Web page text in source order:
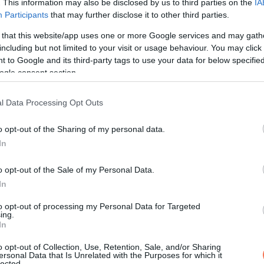
This information may also be disclosed by us to third parties on the
Participants that may further disclose it to other third parties.
that this website/app uses one or more Google services and may
but not limited to your visit or usage behaviour. You may
to Google and its third-party tags to use your data for below
consent section.
Data Processing Opt Outs
opt-out of the Sharing of my personal data.
opt-out of the Sale of my Personal Data.
opt-out of processing my Personal Data for Targeted
opt-out of Collection, Use, Retention, Sale, and/or Sharing
Data that Is Unrelated with the Purposes for which it
nehéz küzdelemmel nézett szembe az idei visszatérő
való megjelenést követően Johnson felidézte Fraser
adott hangot Fraser számára a közelgő díjátadó
Rock”?
generációi vannak, akik nem emlékeznek arra, hogy
csak a megrögzött rajongók tudják, hogy Johnson sportolói
Johnson tinédzserként nehéz időket élt át.
és verekedésekbe. Tizenegyedik
Hamarosan a birkózó- és a futballcsapat egyik
felfigyeltek rá.
amit el is fogadott, és versenyben volt azért, hogy végül az
nevesebb játékosok árnyékában töltötte, és az 1995-ös